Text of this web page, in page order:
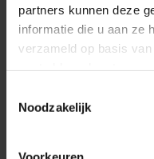
partners kunnen deze
informatie die u aan ze
verzameld op basis
Noodzakelijk
bevestigen vóór
Werken met
Business Central